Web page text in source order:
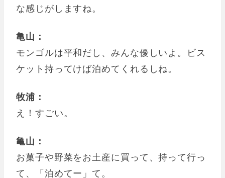
な感じがしますね。
亀山：
モンゴルは平和だし、みんな優しいよ。ビス
ケット持ってけば泊めてくれるしね。
牧浦：
え！すごい。
亀山：
お菓子や野菜をお土産に買って、持って行っ
て、「泊めてー」て。